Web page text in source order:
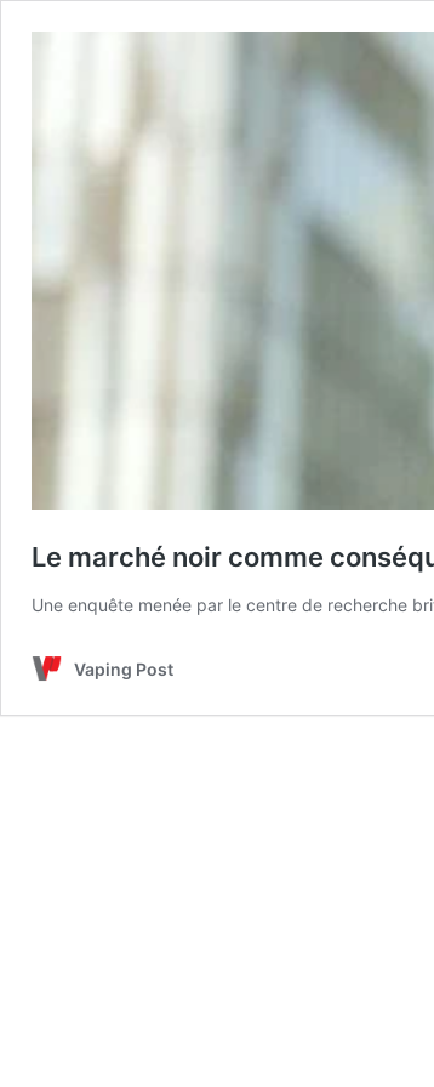
Le marché noir comme
Une enquête menée par le centre de recherche
Vaping Post